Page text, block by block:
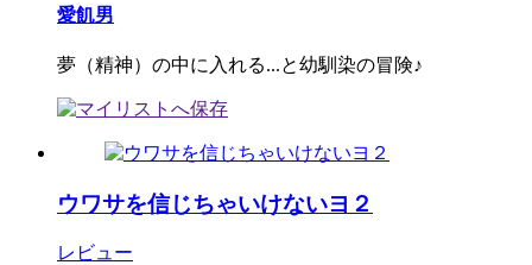
愛飢男
夢（精神）の中に入れる...と幼馴染の冒険♪
ウワサを信じちゃいけないヨ２
レビュー